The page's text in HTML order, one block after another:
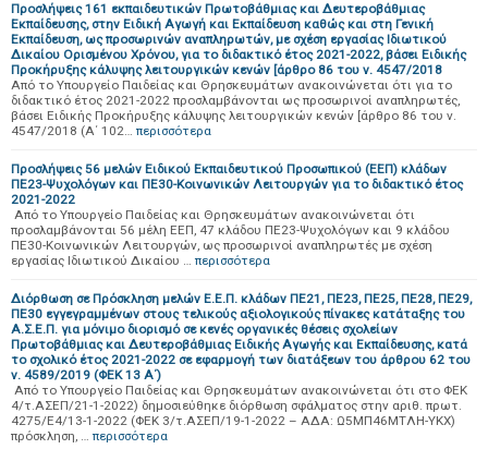
Προσλήψεις 161 εκπαιδευτικών Πρωτοβάθμιας και Δευτεροβάθμιας
Εκπαίδευσης, στην Ειδική Αγωγή και Εκπαίδευση καθώς και στη Γενική
Εκπαίδευση, ως προσωρινών αναπληρωτών, με σχέση εργασίας Ιδιωτικού
Δικαίου Ορισμένου Χρόνου, για το διδακτικό έτος 2021-2022, βάσει Ειδικής
Προκήρυξης κάλυψης λειτουργικών κενών [άρθρο 86 του ν. 4547/2018
Από το Υπουργείο Παιδείας και Θρησκευμάτων ανακοινώνεται ότι για το
διδακτικό έτος 2021-2022 προσλαμβάνονται ως προσωρινοί αναπληρωτές,
βάσει Ειδικής Προκήρυξης κάλυψης λειτουργικών κενών [άρθρο 86 του ν.
4547/2018 (Α΄ 102… περισσότερα
Προσλήψεις 56 μελών Ειδικού Εκπαιδευτικού Προσωπικού (ΕΕΠ) κλάδων
ΠΕ23-Ψυχολόγων και ΠΕ30-Κοινωνικών Λειτουργών για το διδακτικό έτος
2021-2022
Από το Υπουργείο Παιδείας και Θρησκευμάτων ανακοινώνεται ότι
προσλαμβάνονται 56 μέλη ΕΕΠ, 47 κλάδου ΠΕ23-Ψυχολόγων και 9 κλάδου
ΠΕ30-Κοινωνικών Λειτουργών, ως προσωρινοί αναπληρωτές με σχέση
εργασίας Ιδιωτικού Δικαίου … περισσότερα
Διόρθωση σε Πρόσκληση μελών Ε.Ε.Π. κλάδων ΠΕ21, ΠΕ23, ΠΕ25, ΠΕ28, ΠΕ29,
ΠΕ30 εγγεγραμμένων στους τελικούς αξιολογικούς πίνακες κατάταξης του
Α.Σ.Ε.Π. για μόνιμο διορισμό σε κενές οργανικές θέσεις σχολείων
Πρωτοβάθμιας και Δευτεροβάθμιας Ειδικής Αγωγής και Εκπαίδευσης, κατά
το σχολικό έτος 2021-2022 σε εφαρμογή των διατάξεων του άρθρου 62 του
ν. 4589/2019 (ΦΕΚ 13 Α΄)
Από το Υπουργείο Παιδείας και Θρησκευμάτων ανακοινώνεται ότι στο ΦΕΚ
4/τ.ΑΣΕΠ/21-1-2022) δημοσιεύθηκε διόρθωση σφάλματος στην αριθ. πρωτ.
4275/Ε4/13-1-2022 (ΦΕΚ 3/τ.ΑΣΕΠ/19-1-2022 – ΑΔΑ: Ω5ΜΠ46ΜΤΛΗ-ΥΚΧ)
πρόσκληση, … περισσότερα